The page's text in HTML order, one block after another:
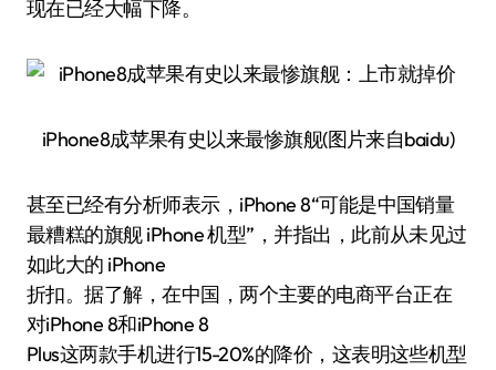
现在已经大幅下降。
iPhone8成苹果有史以来最惨旗舰(图片来自baidu)
甚至已经有分析师表示，iPhone 8“可能是中国销量
最糟糕的旗舰 iPhone 机型”，并指出，此前从未见过
如此大的 iPhone
折扣。据了解，在中国，两个主要的电商平台正在
对iPhone 8和iPhone 8
Plus这两款手机进行15-20%的降价，这表明这些机型